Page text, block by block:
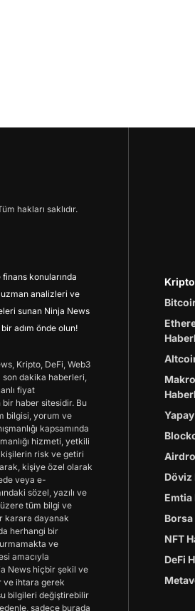
hakları saklıdır.
konularında
analizleri ve
sunan Ninja News
adım önde olun!
Kripto, DeFi, Web3
dakika haberleri,
fiyat
haber sitesidir. Bu
bilgisi, yorum ve
kapsamında
hizmeti, yetkili
risk ve getiri
kişiye özel olarak
veya e-
sözel, yazılı ve
tüm bilgi ve
karara dayanak
herhangi bir
ve
amacıyla
News hiçbir şekil ve
ve ihtara gerek
bilgileri değiştirebilir
sadece burada
Döviz
Emtia
NFT
DeFi